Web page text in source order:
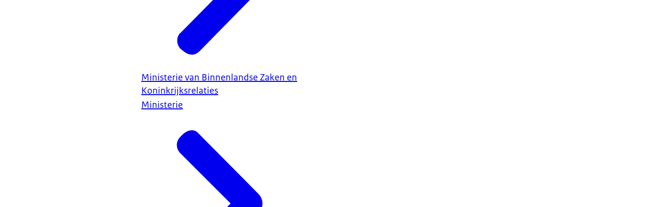
Ministerie van Binnenlandse Zaken en
Koninkrijksrelaties
Ministerie